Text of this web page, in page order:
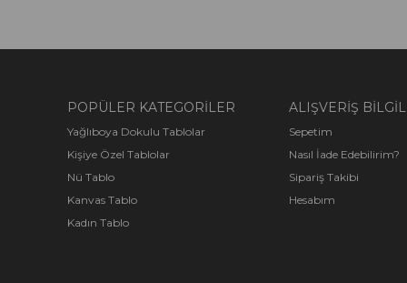
POPÜLER KATEGORİLER
Yağlıboya Dokulu Tablolar
Kişiye Özel Tablolar
Nü Tablo
Kanvas Tablo
Kadın Tablo
ALIŞVERİŞ
Sepetim
Nasıl İade Edebilirim?
Sipariş Takibi
Hesabım